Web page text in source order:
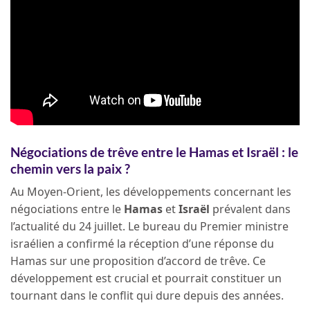
Négociations de trêve entre le Hamas et Israël : le
chemin vers la paix ?
Au Moyen-Orient, les développements concernant les
négociations entre le Hamas etIsraël prévalent dans
l’actualité du 24 juillet. Le bureau du Premier ministre
israélien a confirmé la réception d’une réponse du
Hamas sur une proposition d’accord de trêve. Ce
développement est crucial et pourrait constituer un
tournant dans le conflit qui dure depuis des années.